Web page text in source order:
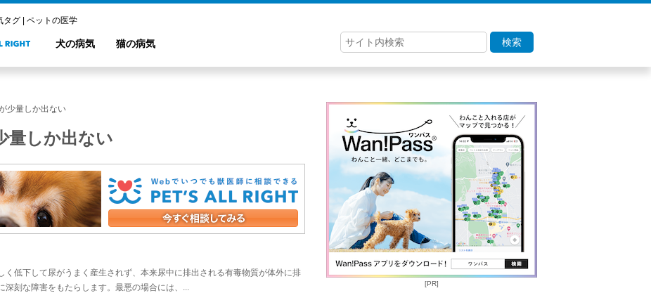
タグ | ペットの医学
犬の病気 猫の病気 検索
少量しか出ない
量しか出ない
く低下して尿がうまく産生されず、本来尿中に排出される有毒物質が体外に排
刻な障害をもたらします。最悪の場合には、...
[PR]